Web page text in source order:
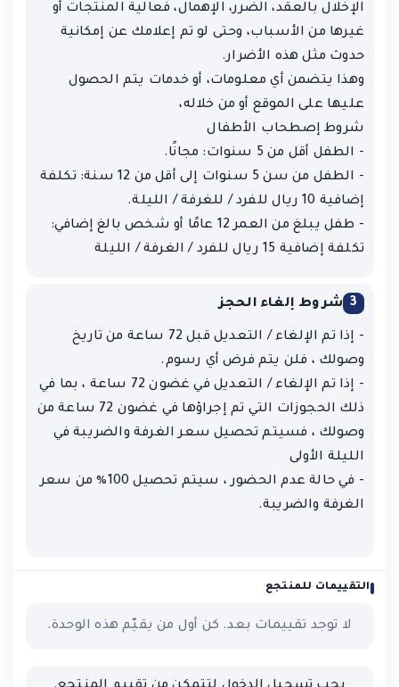
الإخلال بالعقد، الضرر، الإهمال، فعالية المنتجات أو
غيرها من الأسباب، وحتى لو تم إعلامك عن إمكانية
حدوث مثل هذه الأضرار.
وهذا يتضمن أي معلومات، أو خدمات يتم الحصول
عليها على الموقع أو من خلاله،
شروط إصطحاب الأطفال
- الطفل أقل من 5 سنوات: مجانًا.
- الطفل من سن 5 سنوات إلى أقل من 12 سنة: تكلفة
إضافية 10 ريال للفرد / للغرفة / الليلة.
- طفل يبلغ من العمر 12 عامًا أو شخص بالغ إضافي:
تكلفة إضافية 15 ريال للفرد / الغرفة / الليلة
3 شروط إلغاء الحجز
- إذا تم الإلغاء / التعديل قبل 72 ساعة من تاريخ
وصولك ، فلن يتم فرض أي رسوم.
- إذا تم الإلغاء / التعديل في غضون 72 ساعة ، بما في
ذلك الحجوزات التي تم إجراؤها في غضون 72 ساعة من
وصولك ، فسيتم تحصيل سعر الغرفة والضريبة في
الليلة الأولى
- في حالة عدم الحضور ، سيتم تحصيل 100٪ من سعر
الغرفة والضريبة.
التقييمات للمنتجع
لا توجد تقييمات بعد. كن أول من يقيّم هذه الوحدة.